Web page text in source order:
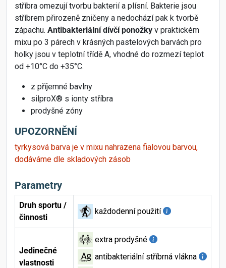
stříbra omezují tvorbu bakterií a plísní. Bakterie jsou
stříbrem přirozeně zničeny a nedochází pak k tvorbě
zápachu. Antibakteriální dívčí ponožky v praktickém
mixu po 3 párech v krásných pastelových barvách pro
holky jsou v teplotní třídě A, vhodné do rozmezí teplot
od +10°C do +35°C.
z příjemné bavlny
silproX® s ionty stříbra
prodyšné zóny
UPOZORNĚNÍ
tyrkysová barva je v mixu nahrazena fialovou barvou,
dodáváme dle skladových zásob
Parametry
Druh sportu /
činnosti
každodenní použití
Jedinečné
vlastnosti
extra prodyšné
antibakteriální stříbrná vlákna